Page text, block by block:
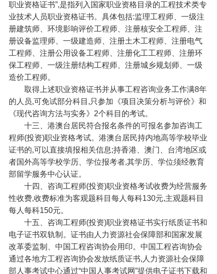
职业资格证书”,是指列入国家职业资格目录的工程技术类专
业技术人员职业资格证书。具体包括:监理工程师、一级注
册建筑师、环境影响评价工程师、注册核安全工程师、注
册设备监理师、一级建造师、注册土木工程师、注册电气
工程师、注册公用设备工程师、注册化工工程师、注册环
保工程师、一级注册结构工程师、注册城乡规划师、一级
造价工程师。
取得上述职业资格证书并从事工程咨询业务工作满8年
的人员,可免试部分科目,只参加《项目决策分析与评价》和
《现代咨询方法与实务》2个科目的考试。
十三、港澳台居民符合报名条件的可报名参加咨询工
程师(投资)职业资格考试。港澳台居民持内地高等学校毕业
证书的,可以直接填报相关信息;持香港、澳门、台湾地区或
者国外高等学校学历、学位报考者,其学历、学位须经教育
部留学服务中心认证。
十四、咨询工程师(投资)职业资格考试收费为经营服务
性收费,收费标准为客观题科目每人每科130元,主观题科目
每人每科150元。
十五、咨询工程师(投资)职业资格证书实行纸质证书和
电子证书双轨制。证书由人力资源社会保障部和国家发展
改革委监制、中国工程咨询协会用印。中国工程咨询协会
通过各地方工程咨询协会发放纸质证书,人力资源社会保障
部人事考试中心通过“中国人事考试网”提供电子证书下载和